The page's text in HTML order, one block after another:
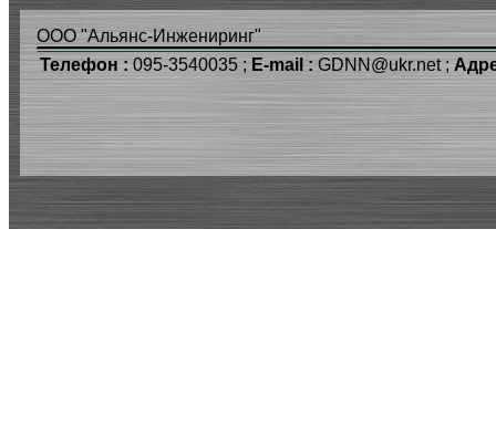
ООО "Альянс-Инжениринг"
Телефон : 095-3540035 ; E-mail : GDNN@ukr.net ;